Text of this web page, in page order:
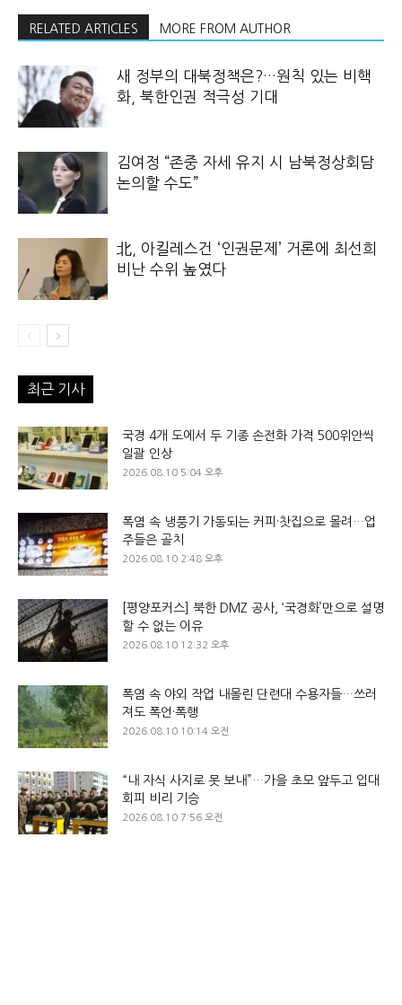
RELATED ARTICLES MORE FROM AUTHOR
새 정부의 대북정책은?…원칙 있는 비핵
화, 북한인권 적극성 기대
김여정 “존중 자세 유지 시 남북정상회담
논의할 수도”
北, 아킬레스건 ‘인권문제’ 거론에 최선희
비난 수위 높였다
최근 기사
국경 4개 도에서 두 기종 손전화 가격 500위안씩
일괄 인상
2026.08.10 5:04 오후
폭염 속 냉풍기 가동되는 커피·찻집으로 몰려…업
주들은 골치
2026.08.10 2:48 오후
[평양포커스] 북한 DMZ 공사, ‘국경화’만으로 설명
할 수 없는 이유
2026.08.10 12:32 오후
폭염 속 야외 작업 내몰린 단련대 수용자들…쓰러
져도 폭언·폭행
2026.08.10 10:14 오전
“내 자식 사지로 못 보내”…가을 초모 앞두고 입대
회피 비리 기승
2026.08.10 7:56 오전